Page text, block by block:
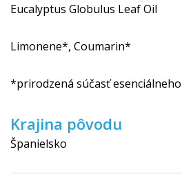
Eucalyptus Globulus Leaf Oil
Limonene*, Coumarin*
*prirodzená súčasť
Krajina pôvodu
Španielsko